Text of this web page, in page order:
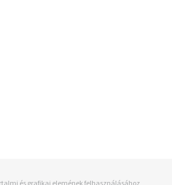
és grafikai elemének felhasználásához